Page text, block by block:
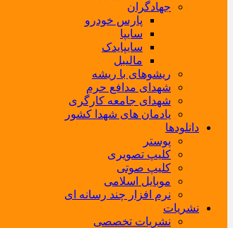
جهادگران
پارس خودرو
سایپا
سایپایدک
مالیبل
ریشوهای با ریشه
شهدای مدافع حرم
شهدای جامعه کارگری
یادمان های شهدا کشور
دانلودها
پوستر
کلیپ تصویری
کلیپ صوتی
موبایل اسلامی
نرم افزار چند رسانه ای
نشریات
نشریات تخصصی